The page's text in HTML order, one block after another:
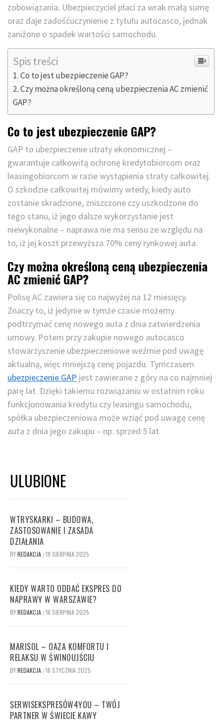
zobowiązania. Ubezpieczyciel płaci za wrak małą sumę
oraz daje zadośćuczynienie z tytułu autocasco, jednak
zaniżone o spadek wartości samochodu.
Spis treści
Co to jest ubezpieczenie GAP?
Czy można określoną ceną ubezpieczenia AC zmienić
GAP?
Co to jest ubezpieczenie GAP?
GAP to ubezpieczenie utraty ekonomicznej –
gwarantuje całkowitą ochronę kredytobiorcom oraz
leasingobiorcom w razie wystąpienia straty całkowitej.
O szkodzie całkowitej mówimy wtedy, kiedy auto
zostanie skradzione, zniszczone czy uszkodzone do
tego stanu, iż jego dalsze wykorzystanie jest
niewykonalne – naprawa nie ma sensu ze względu na
to, iż jej koszt przewyższa 70% ceny rynkowej auta.
Czy można określoną ceną ubezpieczenia
AC zmienić GAP?
Polisę AC zawiera się co najwyżej na 12 miesięcy.
Znaczy to, iż jedynie w tymże czasie możemy
podtrzymać cenę nowego auta z dnia zatwierdzenia
umowy. Potem przy zakupie nowego autocasco
stowarzyszenie ubezpieczeniowe weźmie pod uwagę
aktualną, więc mniejszą cenę pojazdu. Tymczasem
ubezpieczenie GAP jest zawierane z góry na co najmniej
parę lat. Dzięki takiemu rozwiązaniu w ostatnim roku
funkcjonowania kredytu czy leasingu samochodu,
spółka ubezpieczeniowa może wziąć pod uwagę cenę
auta z dnia jego zakupu – np. sprzed 5 lat.
ULUBIONE
WTRYSKARKI – BUDOWA,
ZASTOSOWANIE I ZASADA
DZIAŁANIA
BYREDAKCJA /19 SIERPNIA 2025
KIEDY WARTO ODDAĆ EKSPRES DO
NAPRAWY W WARSZAWIE?
BYREDAKCJA /18 SIERPNIA 2025
MARISOL – OAZA KOMFORTU I
RELAKSU W ŚWINOUJŚCIU
BYREDAKCJA /18 STYCZNIA 2025
SERWISEKSPRESÓW4YOU – TWÓJ
PARTNER W ŚWIECIE KAWY